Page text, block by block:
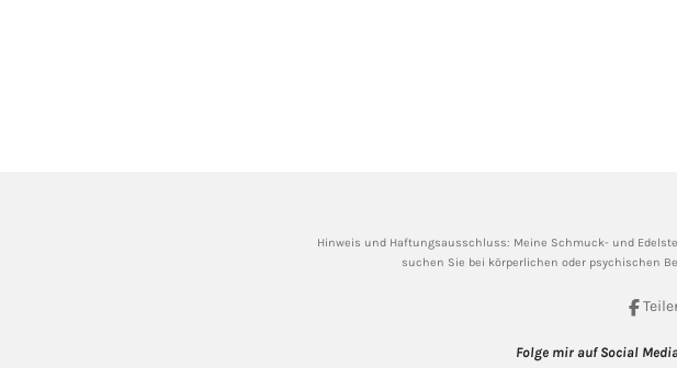
Hinweis und Haftungsausschluss: Meine Schmuck- und
suchen Sie bei körperlichen oder psychischen
Folge mir auf Social